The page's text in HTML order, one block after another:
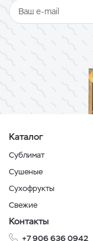
Каталог
Сублимат
Сушеные
Сухофрукты
Свежие
Контакты
+7 906 636 0942